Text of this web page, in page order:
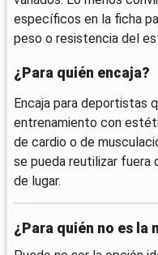
específicos en la ficha
peso o resistencia del
¿Para quién encaja?
Encaja para deportistas
entrenamiento con
de cardio o de
se pueda reutilizar fuera
de lugar.
¿Para quién no es la